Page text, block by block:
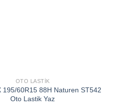
OTO LASTIK
195/60R15 88H Naturen ST542
Oto Lastik Yaz